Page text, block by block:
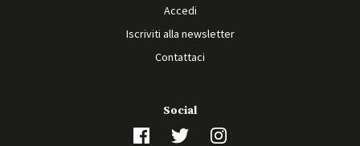
Accedi
Iscriviti alla newsletter
Contattaci
Social